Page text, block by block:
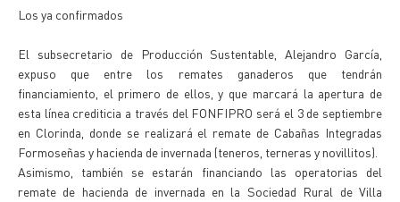
Los ya confirmados
El subsecretario de Producción Sustentable, Alejandro García,
expuso que entre los remates ganaderos que tendrán
financiamiento, el primero de ellos, y que marcará la apertura de
esta línea crediticia a través del FONFIPRO será el 3 de septiembre
en Clorinda, donde se realizará el remate de Cabañas Integradas
Formoseñas y hacienda de invernada (teneros, terneras y novillitos).
Asimismo, también se estarán financiando las operatorias del
remate de hacienda de invernada en la Sociedad Rural de Villa